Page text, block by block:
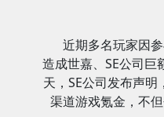
近期多名玩家因
造成世嘉、SE公司巨
天，SE公司发布声
渠道游戏氪金，不